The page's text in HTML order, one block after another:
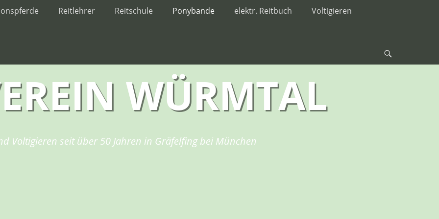
Reitlehrer Reitschule Ponybande elektr. Reitbuch
Voltigieren
WÜRMTAL
Voltigieren seit über 50 Jahren in Gräfelfing bei München